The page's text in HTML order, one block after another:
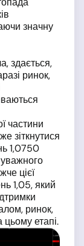
значну
здається,
ринок,
частини
зіткнутися
1,0750
цієї
1,05, який
ринок,
цьому етапі.